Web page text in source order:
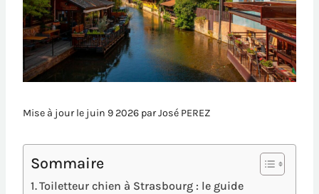
Mise à jour le juin 9 2026 parJosé PEREZ
Sommaire
Toiletteur chien à Strasbourg : le guide